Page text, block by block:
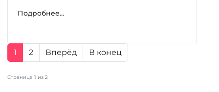
Подробнее...
1 2 Вперёд В конец
Страница 1 из 2